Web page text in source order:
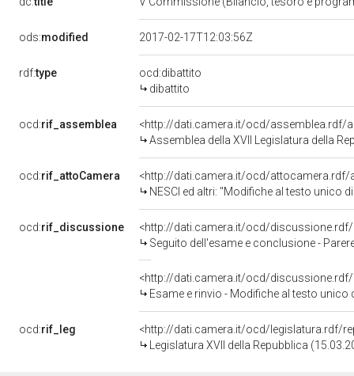
ods:modified 2017-02-17T12:03:56Z
rdf:type
ocd:dibattito
dibattito
ocd:rif_assemblea
<http://dati.camera.it/ocd/assemblea.rdf/
Assemblea della XVII Legislatura della
ocd:rif_attoCamera
<http://dati.camera.it/ocd/attocamera.rdf/
NESCI ed altri: "Modifiche al testo unico di cui al decreto del Presidente della Repubblica 30 marzo 1957, n. 361,
ocd:rif_discussione
<http://dati.camera.it/ocd/discussione.rdf/
Seguito dell'esame e conclusione - Parere favorevole con condizioni, volte a garantire il rispetto dell'articolo 81 della Costituzione - Parere su emendamenti - Modifiche al testo
<http://dati.camera.it/ocd/discussione.rdf/
Esame e rinvio - Modifiche al testo unico di cui al decreto del Presidente della Repubblica 30 marzo 1957, n. 361, concernente
ocd:rif_leg
<http://dati.camera.it/ocd/legislatura.rdf/
Legislatura XVII della Repubblica